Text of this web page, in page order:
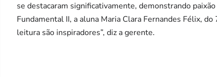
se destacaram significativamente, demonstrando
Fundamental II, a aluna Maria Clara Fernandes Félix,
leitura são inspiradores”, diz a gerente.